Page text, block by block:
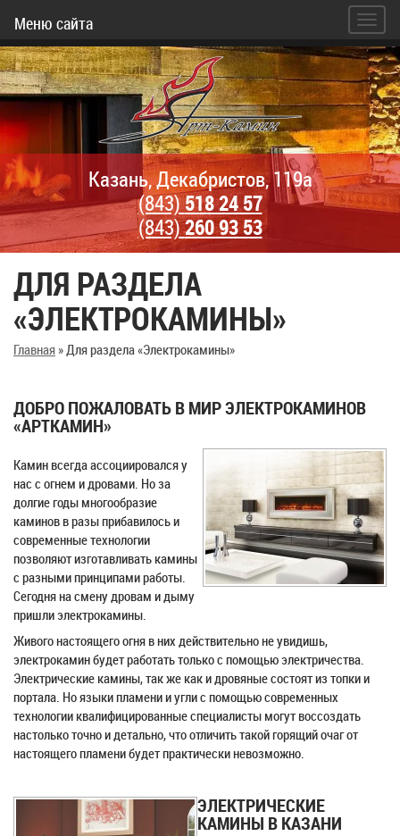
Меню сайта
Казань, Декабристов, 119а
(843)518 24 57
(843)260 93 53
ДЛЯ РАЗДЕЛА
«ЭЛЕКТРОКАМИНЫ»
Главная»Для раздела «Электрокамины»
ДОБРО ПОЖАЛОВАТЬ В МИР ЭЛЕКТРОКАМИНОВ
«АРТКАМИН»
Камин всегда ассоциировался у
нас с огнем и дровами. Но за
долгие годы многообразие
каминов в разы прибавилось и
современные технологии
позволяют изготавливать камины
с разными принципами работы.
Сегодня на смену дровам и дыму
пришли электрокамины.
Живого настоящего огня в них действительно не увидишь,
электрокамин будет работать только с помощью электричества.
Электрические камины, так же как и дровяные состоят из топки и
портала. Но языки пламени и угли с помощью современных
технологии квалифицированные специалисты могут воссоздать
настолько точно и детально, что отличить такой горящий очаг от
настоящего пламени будет практически невозможно.
ЭЛЕКТРИЧЕСКИЕ
КАМИНЫ В КАЗАНИ